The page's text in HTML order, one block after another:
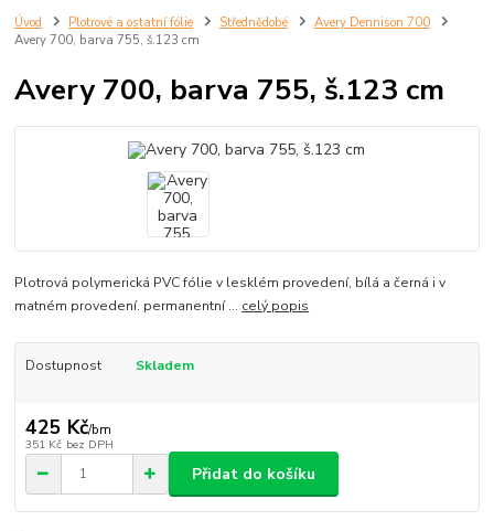
Úvod Plotrové a ostatní fólie Střednědobé
Avery Dennison 700
Avery 700, barva 755, š.123 cm
Avery 700, barva 755, š.123 cm
Plotrová polymerická PVC fólie v lesklém provedení, bílá a černá i v
matném provedení. permanentní ... celý popis
Dostupnost Skladem
425 Kč/bm
351 Kč bez DPH
Přidat do košíku